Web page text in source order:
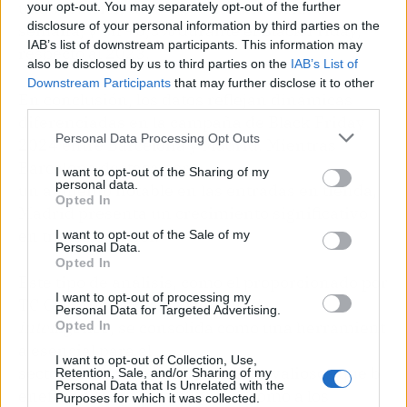
your opt-out. You may separately opt-out of the further
disclosure of your personal information by third parties on the
IAB’s list of downstream participants. This information may
also be disclosed by us to third parties on the IAB’s List of
Downstream Participants that may further disclose it to other
Personal Data Processing Opt Outs
I want to opt-out of the Sharing of my
personal data.
Opted In
I want to opt-out of the Sale of my
Personal Data.
Opted In
I want to opt-out of processing my
Personal Data for Targeted Advertising.
Opted In
I want to opt-out of Collection, Use,
Retention, Sale, and/or Sharing of my
Personal Data that Is Unrelated with the
Purposes for which it was collected.
una variación del +0,5% durante el fin de
semana, y un +0,3% durante el Black Friday,
respecto al 2023.
2024 entre Barcelona y Madrid. Mientras
Barcelona destaca por
un aumento notable en las entradas en tienda,
Madrid presenta un crecimiento significativo
en tráfico exterior.
TC Group, especialista enretail
intelligence
a esencial para el
sectorretail, ofreciendoinsights valiosos que b
enefician tanto a los negocios como a los